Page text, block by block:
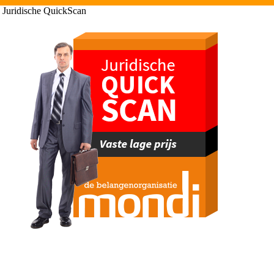
Juridische QuickScan